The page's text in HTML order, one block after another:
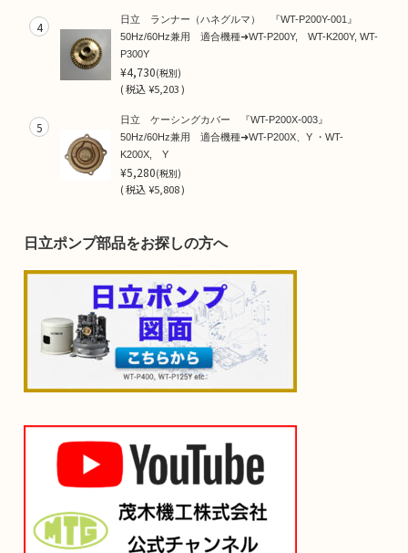
4
日立 ランナー（ハネグルマ） 『WT-P200Y-001』
50Hz/60Hz兼用 適合機種➜WT-P200Y, WT-K200Y, WT-
P300Y
¥4,730(税別)
(税込¥5,203 )
5
日立 ケーシングカバー 『WT-P200X-003』
50Hz/60Hz兼用 適合機種➜WT-P200X、Y ・WT-
K200X, Y
¥5,280(税別)
(税込¥5,808 )
日立ポンプ部品をお探しの方へ